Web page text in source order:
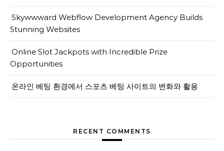
Skywwward Webflow Development Agency Builds
Stunning Websites
Online Slot Jackpots with Incredible Prize
Opportunities
온라인 베팅 환경에서 스포츠 베팅 사이트의 변화와 활용
RECENT COMMENTS